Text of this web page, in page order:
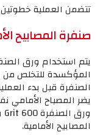
تتضمن العملية
صنفرة المصابيح
يتم استخدام ورق
المؤكسدة للتخلص من
الصنفرة قبل بدء
يضر المصباح الأمامي
المصابيح الأمامية.